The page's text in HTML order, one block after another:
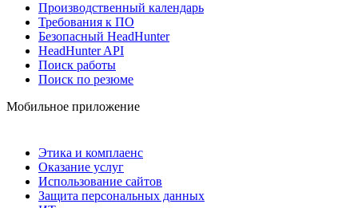
Производственный календарь
Требования к ПО
Безопасный HeadHunter
HeadHunter API
Поиск работы
Поиск по резюме
Мобильное приложение
Этика и комплаенс
Оказание услуг
Использование сайтов
Защита персональных данных